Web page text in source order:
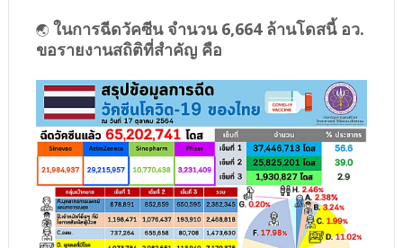
🌏 ในการฉีดวัคซีน จำนวน 6,664 ล้านโดสนี้ อว.
ขอรายงานสถิติที่สำคัญ คือ